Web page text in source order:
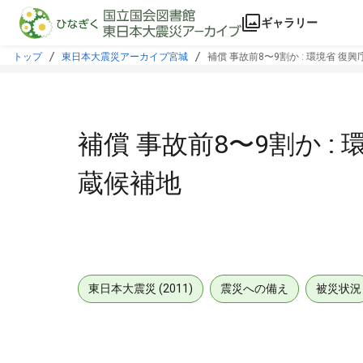
本文に飛ぶ
ギャラリー
トップ 東日本大震災アーカイブ宮城 補償 事故前8〜9割か : 環境省 復興
補償 事故前8〜9割か :
蔵候補地
東日本大震災 (2011) 震災への備え 被災状況